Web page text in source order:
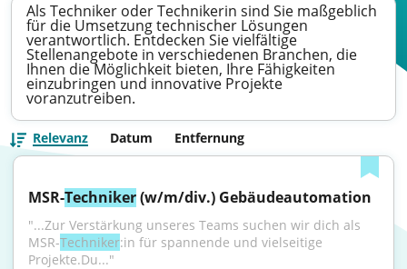
Als Techniker oder Technikerin sind Sie maßgeblich
für die Umsetzung technischer Lösungen
verantwortlich. Entdecken Sie vielfältige
Stellenangebote in verschiedenen Branchen, die
Ihnen die Möglichkeit bieten, Ihre Fähigkeiten
einzubringen und innovative Projekte
voranzutreiben.
Relevanz Datum Entfernung
MSR-Techniker (w/m/div.) Gebäudeautomation
"...Zur Verstärkung unseres Teams suchen wir dich als
MSR-Techniker:in für spannende und vielseitige
Projekte.Du..."